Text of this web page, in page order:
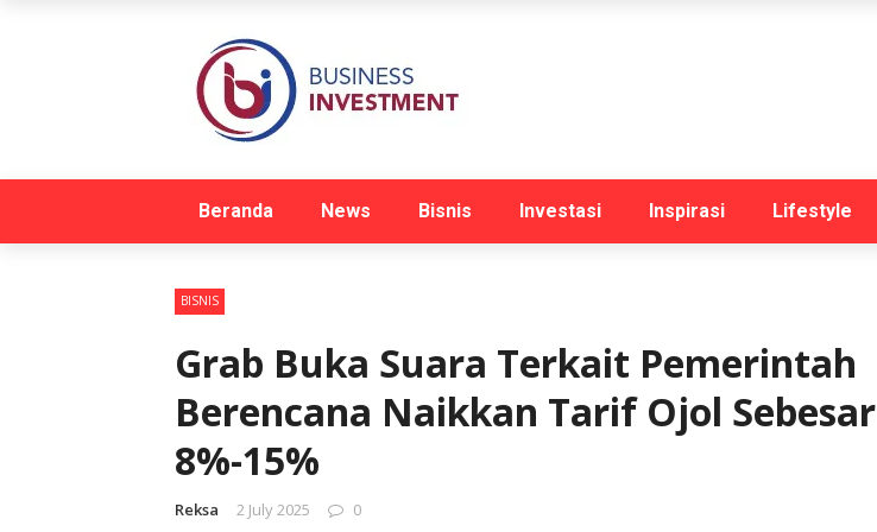
Beranda News Bisnis Investasi Inspirasi Lifestyle
BISNIS
Grab Buka Suara Terkait Pemerintah
Berencana Naikkan Tarif Ojol Sebesar
8%-15%
Reksa 2 July 2025 0